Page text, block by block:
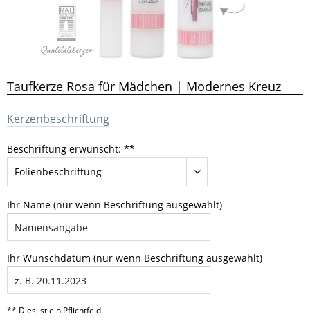
Taufkerze Rosa für Mädchen | Modernes Kreuz
Kerzenbeschriftung
Beschriftung erwünscht: **
Ihr Name (nur wenn Beschriftung ausgewählt)
Ihr Wunschdatum (nur wenn Beschriftung ausgewählt)
** Dies ist ein Pflichtfeld.